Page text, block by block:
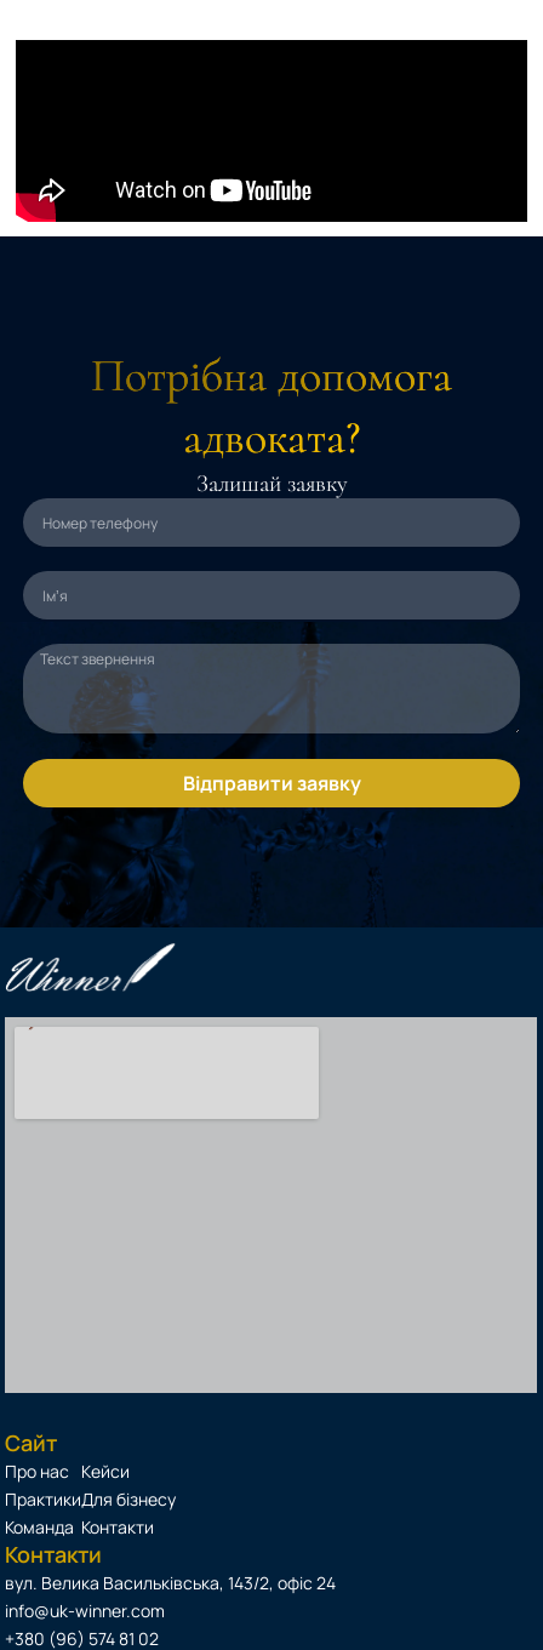
Потрібна допомога
адвоката?
Залишай заявку
Відправити заявку
Сайт
Про нас
Практики
Команда
Кейси
Для бізнесу
Контакти
Контакти
вул. Велика Васильківська, 143/2, офіс 24
info@uk-winner.com
+380 (96) 574 81 02